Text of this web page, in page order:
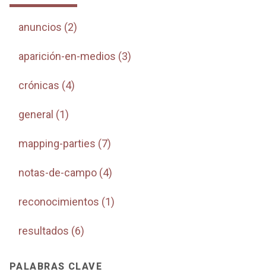
anuncios (2)
aparición-en-medios (3)
crónicas (4)
general (1)
mapping-parties (7)
notas-de-campo (4)
reconocimientos (1)
resultados (6)
PALABRAS CLAVE